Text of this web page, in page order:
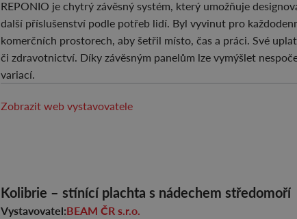
REPONIO je chytrý závěsný systém, který umožňuje
další příslušenství podle potřeb lidí. Byl vyvinut pro
komerčních prostorech, aby šetřil místo, čas a práci. Své
či zdravotnictví. Díky závěsným panelům lze vymýšlet
variací.
Zobrazit web vystavovatele
Kolibrie – stínící plachta s nádechem středomoří
Vystavovatel:BEAM ČR s.r.o.